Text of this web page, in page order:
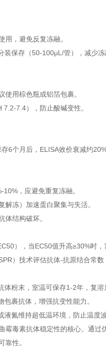
，避免反复冻融。
存（50-100μL/管），减少冻
用棕色瓶或铝箔包裹。
7.4），防止酸碱变性。
月后，ELISA效价衰减约
，应避免重复冻融。
冻）加速蛋白聚集与失活。
结构破坏。
），当EC50值升高≥30%时，
）技术评估抗体-抗原结合常数
粉末，室温可保存1-2年，复溶
裹抗体，增强抗变性能力。
氮维持超低温环境，防止温度波
毒素抗体稳定性的核心。通过
靠性。